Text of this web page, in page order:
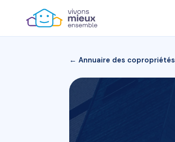
← Annuaire des copropriétés